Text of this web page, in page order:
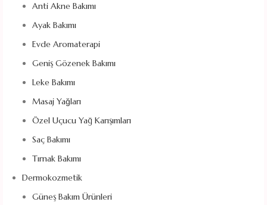
Anti Akne Bakımı
Ayak Bakımı
Evde Aromaterapi
Geniş Gözenek Bakımı
Leke Bakımı
Masaj Yağları
Özel Uçucu Yağ Karışımları
Saç Bakımı
Tırnak Bakımı
Dermokozmetik
Güneş Bakım Ürünleri